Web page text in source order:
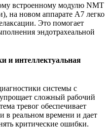
встроенному модулю NMT
на новом аппарате A7 легко
Это помогает
эндотрахеальной
и интеллектуальная
системы с
сложный рабочий
тревог обеспечивает
в реальном времени и дает
критические ошибки.